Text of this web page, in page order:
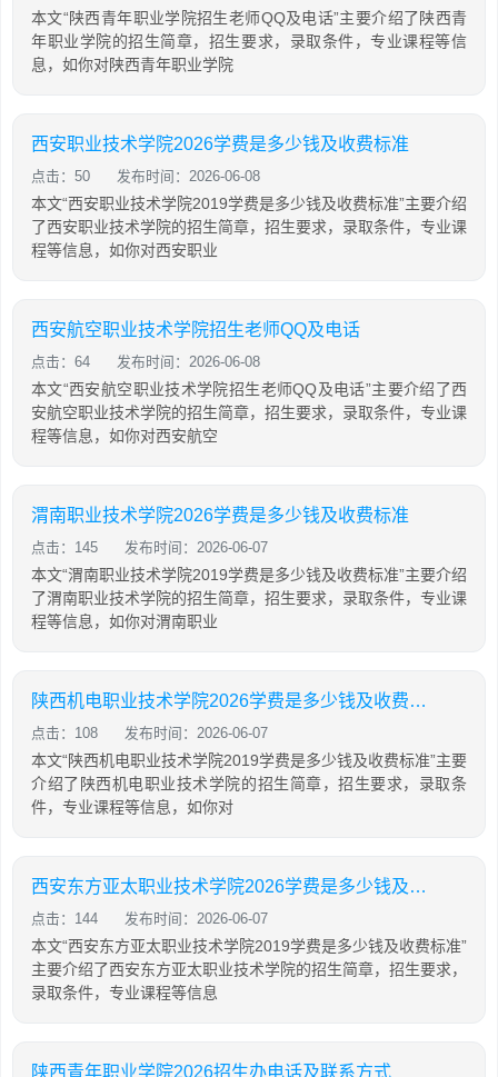
本文“陕西青年职业学院招生老师QQ及电话”主要介绍了陕西青
年职业学院的招生简章，招生要求，录取条件，专业课程等信
息，如你对陕西青年职业学院
西安职业技术学院2026学费是多少钱及收费标准
点击：50 发布时间：2026-06-08
本文“西安职业技术学院2019学费是多少钱及收费标准”主要介绍
了西安职业技术学院的招生简章，招生要求，录取条件，专业课
程等信息，如你对西安职业
西安航空职业技术学院招生老师QQ及电话
点击：64 发布时间：2026-06-08
本文“西安航空职业技术学院招生老师QQ及电话”主要介绍了西
安航空职业技术学院的招生简章，招生要求，录取条件，专业课
程等信息，如你对西安航空
渭南职业技术学院2026学费是多少钱及收费标准
点击：145 发布时间：2026-06-07
本文“渭南职业技术学院2019学费是多少钱及收费标准”主要介绍
了渭南职业技术学院的招生简章，招生要求，录取条件，专业课
程等信息，如你对渭南职业
陕西机电职业技术学院2026学费是多少钱及收费标准
点击：108 发布时间：2026-06-07
本文“陕西机电职业技术学院2019学费是多少钱及收费标准”主要
介绍了陕西机电职业技术学院的招生简章，招生要求，录取条
件，专业课程等信息，如你对
西安东方亚太职业技术学院2026学费是多少钱及收费标准
点击：144 发布时间：2026-06-07
本文“西安东方亚太职业技术学院2019学费是多少钱及收费标准”
主要介绍了西安东方亚太职业技术学院的招生简章，招生要求，
录取条件，专业课程等信息
陕西青年职业学院2026招生办电话及联系方式